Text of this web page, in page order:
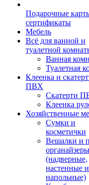
Подарочные
сертификаты
Мебель
Всё для ванной и
туалетной
Ванная
Туалетная
Клеенка и
ПВХ
Скатерти
Клеенка
Хозяйственные
Сумки и
косметички
Вешалки и
органайзеры
(надверные,
настенные и
напольные)